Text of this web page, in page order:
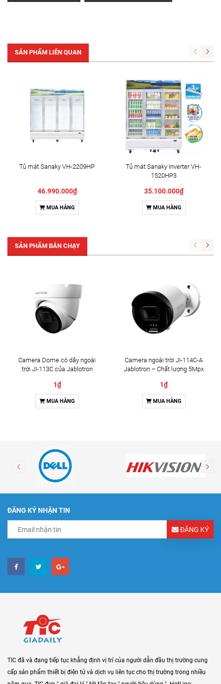
SẢN PHẨM LIÊN QUAN
Tủ mát Sanaky VH-2209HP
46.990.000₫
MUA HÀNG
Tủ mát Sanaky Inverter VH-
1520HP3
35.100.000₫
MUA HÀNG
SẢN PHẨM BÁN CHẠY
Camera Dome có dây ngoài
trời JI-113C của Jablotron
1₫
MUA HÀNG
Camera ngoài trời JI-114C-A
Jablotron – Chất lượng 5Mpx
1₫
MUA HÀNG
ĐĂNG KÝ NHẬN TIN
ĐĂNG KÝ
TIC đã và đang tiếp tục khẳng định vị trí của người dẫn đầu thị trường cung
cấp sản phẩm thiết bị điện tử và dịch vụ liên tục cho thị trường trong nhiều